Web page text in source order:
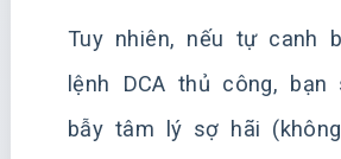
Tuy nhiên, nếu tự canh
lệnh DCA thủ công,
bẫy tâm lý sợ hãi